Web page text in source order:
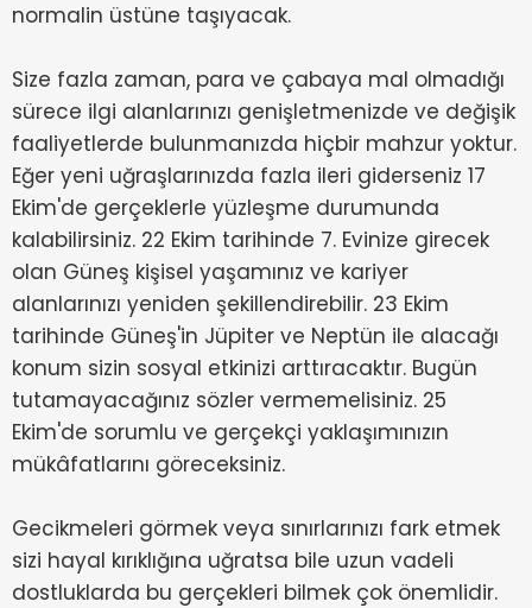
normalin üstüne taşıyacak.
Size fazla zaman, para ve çabaya mal olmadığı
sürece ilgi alanlarınızı genişletmenizde ve değişik
faaliyetlerde bulunmanızda hiçbir mahzur yoktur.
Eğer yeni uğraşlarınızda fazla ileri giderseniz 17
Ekim'de gerçeklerle yüzleşme durumunda
kalabilirsiniz. 22 Ekim tarihinde 7. Evinize girecek
olan Güneş kişisel yaşamınız ve kariyer
alanlarınızı yeniden şekillendirebilir. 23 Ekim
tarihinde Güneş'in Jüpiter ve Neptün ile alacağı
konum sizin sosyal etkinizi arttıracaktır. Bugün
tutamayacağınız sözler vermemelisiniz. 25
Ekim'de sorumlu ve gerçekçi yaklaşımınızın
mükâfatlarını göreceksiniz.
Gecikmeleri görmek veya sınırlarınızı fark etmek
sizi hayal kırıklığına uğratsa bile uzun vadeli
dostluklarda bu gerçekleri bilmek çok önemlidir.